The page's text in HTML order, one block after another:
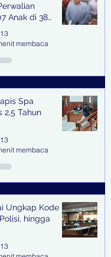
Anak di 38
membaca
Spa
2,5 Tahun
membaca
Ungkap Kode
hingga